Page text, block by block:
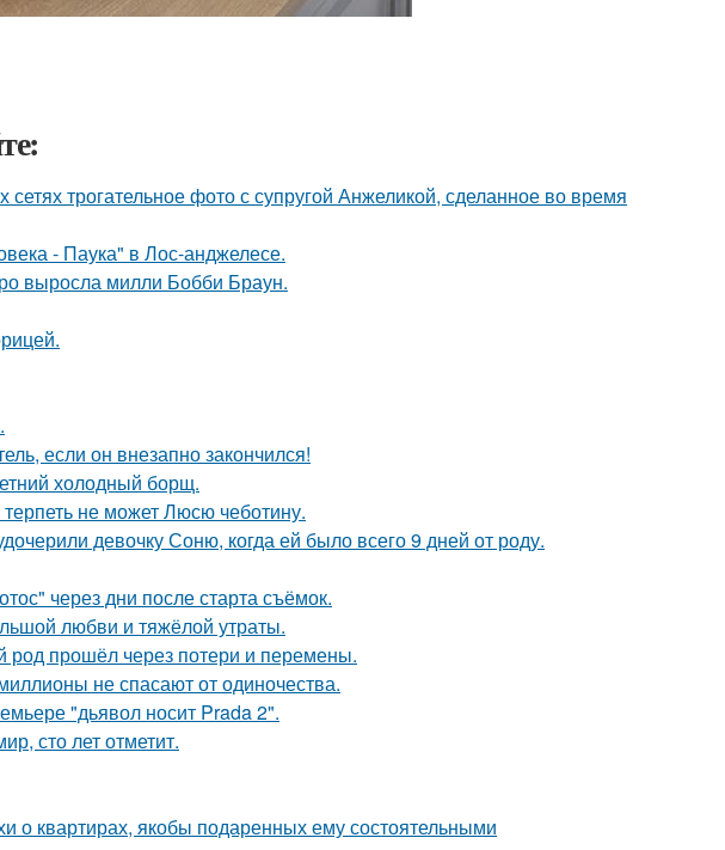
трогательное фото с супругой Анжеликой, сделанное во время
- Паука" в Лос-анджелесе.
выросла милли Бобби Браун.
если он внезапно закончился!
холодный борщ.
не может Люсю чеботину.
девочку Соню, когда ей было всего 9 дней от роду.
через дни после старта съёмок.
любви и тяжёлой утраты.
род прошёл через потери и перемены.
не спасают от одиночества.
"дьявол носит Prada 2".
сто лет отметит.
о квартирах, якобы подаренных ему состоятельными